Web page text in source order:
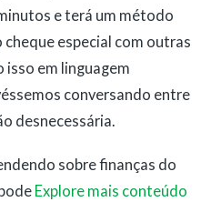
e terá um método
especial com outras
isso em linguagem
conversando entre
desnecessária.
sobre finanças do
Explore mais conteúdo